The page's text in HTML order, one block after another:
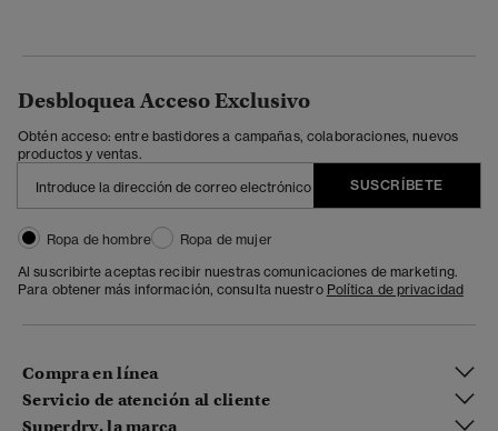
Desbloquea Acceso Exclusivo
Obtén acceso: entre bastidores a campañas, colaboraciones, nuevos
productos y ventas.
SUSCRÍBETE
Ropa de hombre
Ropa de mujer
Al suscribirte aceptas recibir nuestras comunicaciones de marketing.
Para obtener más información, consulta nuestro Política de privacidad
Compra en línea
Servicio de atención al cliente
Superdry, la marca